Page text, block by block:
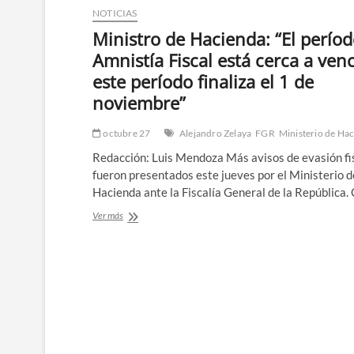
2024
rondaría
los
$129.2
MM
NOTICIAS
Ministro de Hacienda: “El
Amnistía Fiscal está cerca a
este período finaliza el 1 de
noviembre”
octubre 27 Alejandro Zelaya FGR Ministerio de
Redacción: Luis Mendoza Más avisos de evasión
fueron presentados este jueves por el Ministerio
Hacienda ante la Fiscalía General de la República.
Ver másMinistro